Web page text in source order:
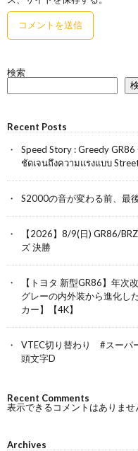
検索
Recent Posts
Speed Story : Greedy
ชัดเจนถึงความแรงแบบ
S2000の音が変わる前、最
【2026】8/9(日) GR86/
ズ 決勝
【トヨタ 新型GR86】年次
グレーの内外装から進化し
カー】【4K】
VTEC切り替わり #スーパ
頭文字D
Recent Comments
表示できるコメントはありませ
Archives